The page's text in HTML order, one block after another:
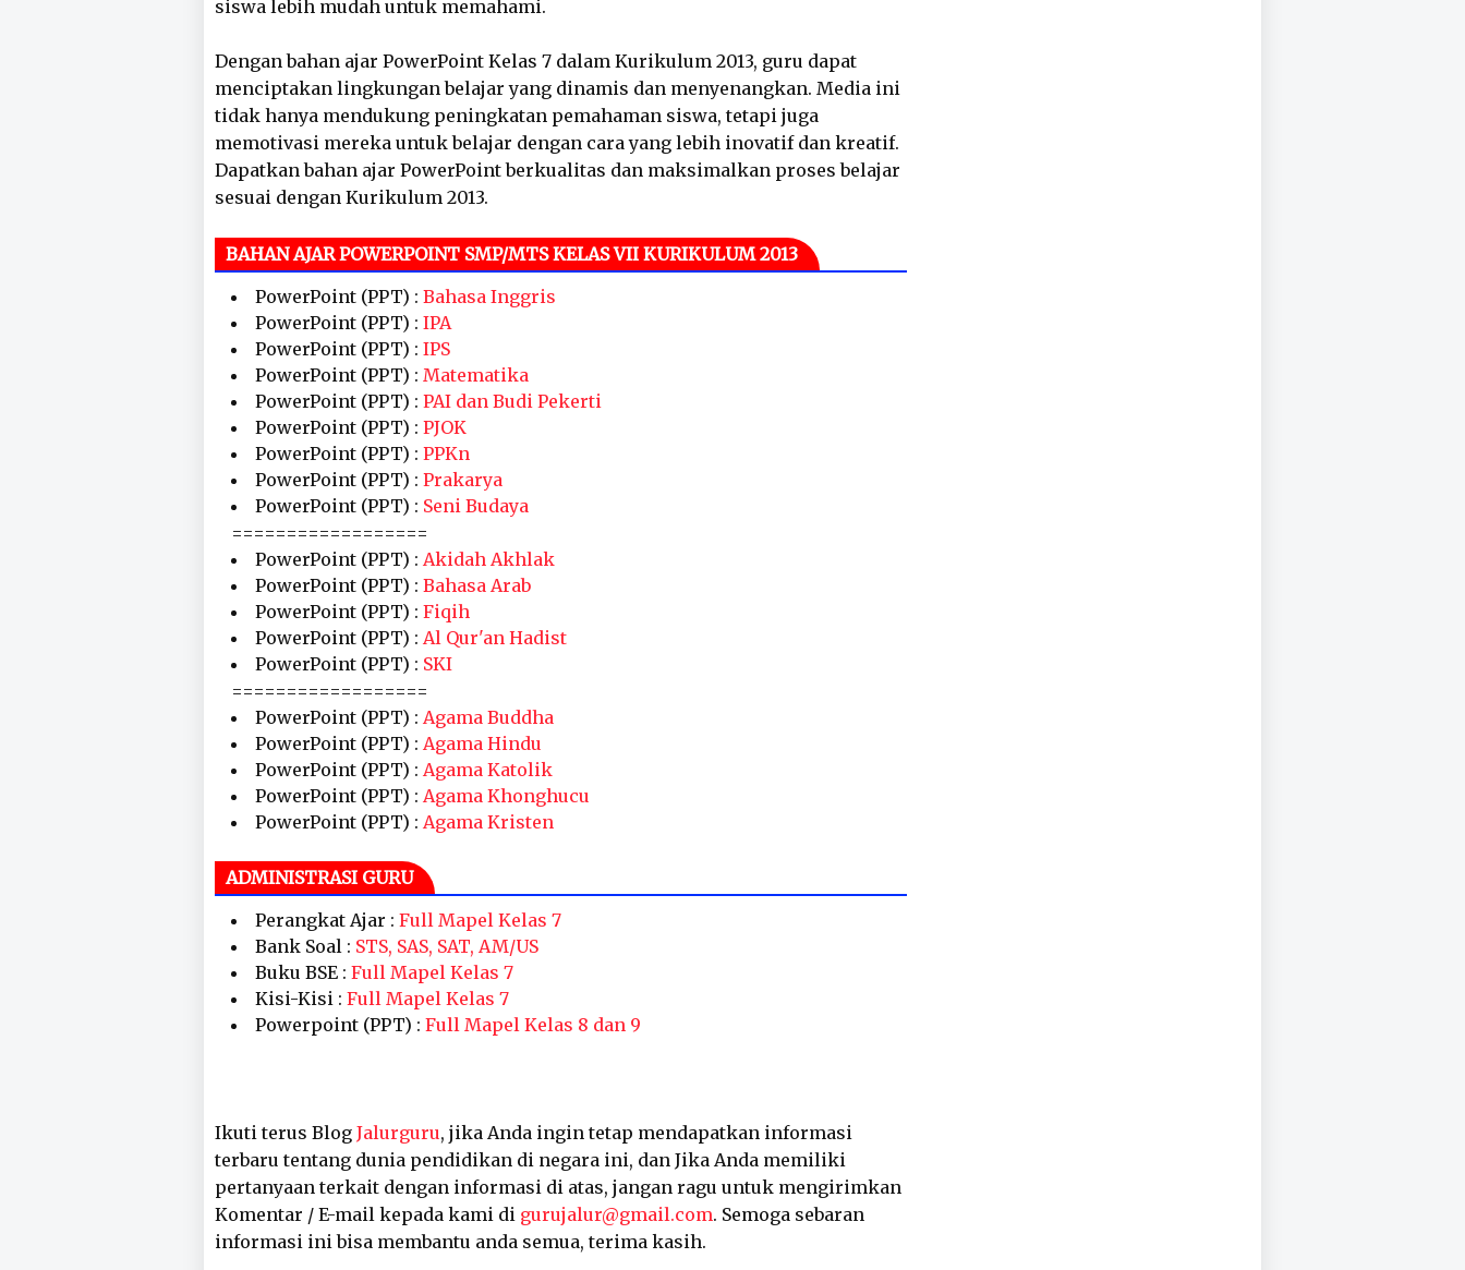
siswa lebih mudah untuk memahami.
Dengan bahan ajar PowerPoint Kelas 7 dalam Kurikulum 2013, guru dapat
menciptakan lingkungan belajar yang dinamis dan menyenangkan. Media ini
tidak hanya mendukung peningkatan pemahaman siswa, tetapi juga
memotivasi mereka untuk belajar dengan cara yang lebih inovatif dan kreatif.
Dapatkan bahan ajar PowerPoint berkualitas dan maksimalkan proses belajar
sesuai dengan Kurikulum 2013.
BAHAN AJAR POWERPOINT SMP/MTS KELAS VII KURIKULUM 2013
PowerPoint (PPT) : Bahasa Inggris
PowerPoint (PPT) : IPA
PowerPoint (PPT) : IPS
PowerPoint (PPT) : Matematika
PowerPoint (PPT) : PAI dan Budi Pekerti
PowerPoint (PPT) : PJOK
PowerPoint (PPT) : PPKn
PowerPoint (PPT) : Prakarya
PowerPoint (PPT) : Seni Budaya
==================
PowerPoint (PPT) : Akidah Akhlak
PowerPoint (PPT) : Bahasa Arab
PowerPoint (PPT) : Fiqih
PowerPoint (PPT) : Al Qur'an Hadist
PowerPoint (PPT) : SKI
==================
PowerPoint (PPT) : Agama Buddha
PowerPoint (PPT) : Agama Hindu
PowerPoint (PPT) : Agama Katolik
PowerPoint (PPT) : Agama Khonghucu
PowerPoint (PPT) : Agama Kristen
ADMINISTRASI GURU
Perangkat Ajar : Full Mapel Kelas 7
Bank Soal : STS, SAS, SAT, AM/US
Buku BSE : Full Mapel Kelas 7
Kisi-Kisi : Full Mapel Kelas 7
Powerpoint (PPT) : Full Mapel Kelas 8 dan 9
Ikuti terus Blog Jalurguru, jika Anda ingin tetap mendapatkan informasi
terbaru tentang dunia pendidikan di negara ini, dan Jika Anda memiliki
pertanyaan terkait dengan informasi di atas, jangan ragu untuk mengirimkan
Komentar / E-mail kepada kami di gurujalur@gmail.com. Semoga sebaran
informasi ini bisa membantu anda semua, terima kasih.